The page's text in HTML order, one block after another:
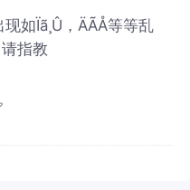
如Ïã¸Û，ÄÃÅ等等乱
指教